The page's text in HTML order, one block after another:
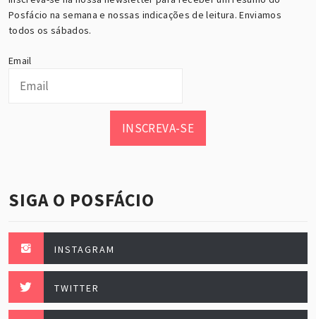
Posfácio na semana e nossas indicações de leitura. Enviamos
todos os sábados.
Email
INSCREVA-SE
SIGA O POSFÁCIO
INSTAGRAM
TWITTER